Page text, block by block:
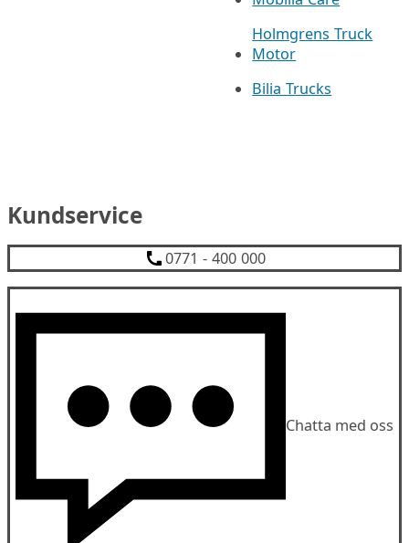
Holmgrens Truck
Motor
Bilia Trucks
Kundservice
0771 - 400 000
Chatta med oss